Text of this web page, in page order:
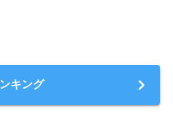
キング